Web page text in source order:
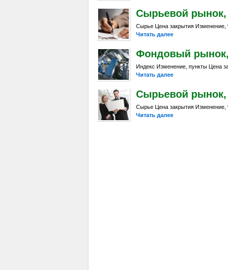
Сырьевой рынок,
Сырье Цена закрытия Изменение,
Читать далее
Фондовый рынок,
Индекс Изменение, пункты Цена
Читать далее
Сырьевой рынок,
Сырье Цена закрытия Изменение,
Читать далее